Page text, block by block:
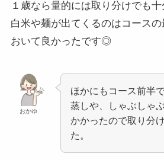
１歳なら量的には取り分けでも十
白米や麺が出てくるのはコース
おいて良かったです◎
おかゆ
ほかにもコース前半
蒸しや、しゃぶしゃ
かかったので取り分
た。